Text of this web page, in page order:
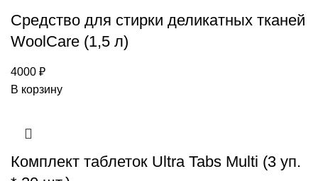
Средство для стирки деликатных тканей
WoolCare (1,5 л)
4000 ₽
В корзину
Комплект таблеток Ultra Tabs Multi (3 уп.